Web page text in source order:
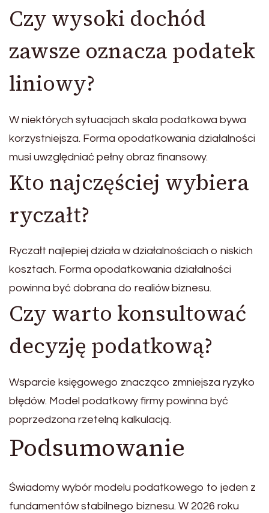
Czy wysoki dochód
zawsze oznacza podatek
liniowy?
W niektórych sytuacjach skala podatkowa bywa
korzystniejsza. Forma opodatkowania działalności
musi uwzględniać pełny obraz finansowy.
Kto najczęściej wybiera
ryczałt?
Ryczałt najlepiej działa w działalnościach o niskich
kosztach. Forma opodatkowania działalności
powinna być dobrana do realiów biznesu.
Czy warto konsultować
decyzję podatkową?
Wsparcie księgowego znacząco zmniejsza ryzyko
błędów. Model podatkowy firmy powinna być
poprzedzona rzetelną kalkulacją.
Podsumowanie
Świadomy wybór modelu podatkowego to jeden z
fundamentów stabilnego biznesu. W 2026 roku